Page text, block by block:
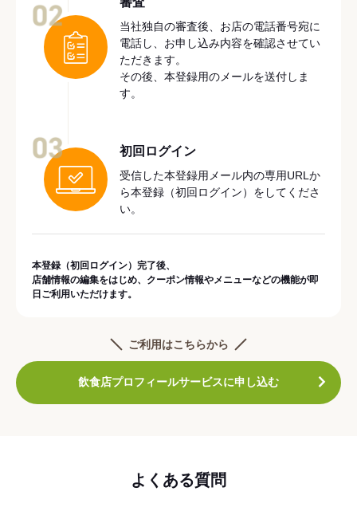
当社独自の審査後、お店の電話番号宛に
電話し、お申し込み内容を確認させてい
ただきます。
その後、本登録用のメールを送付しま
す。
初回ログイン
受信した本登録用メール内の専用URLか
ら本登録（初回ログイン）をしてくださ
い。
本登録（初回ログイン）完了後、
店舗情報の編集をはじめ、クーポン情報やメニューなどの機能が即
日ご利用いただけます。
ご利用はこちらから
飲食店プロフィールサービスに申し込む
よくある質問